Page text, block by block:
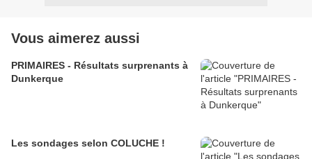
Vous aimerez aussi
PRIMAIRES - Résultats surprenants à
Dunkerque
Les sondages selon COLUCHE !